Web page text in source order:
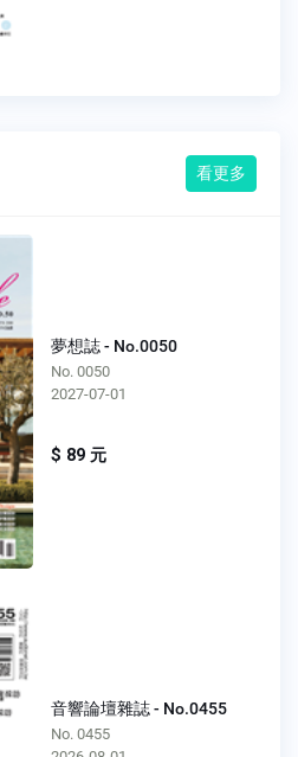
看更多
夢想誌 - No.0050
No. 0050
2027-07-01
$ 89 元
音響論壇雜誌 - No.0455
No. 0455